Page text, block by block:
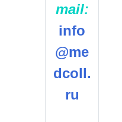
mail:
info
@me
dcoll.
ru